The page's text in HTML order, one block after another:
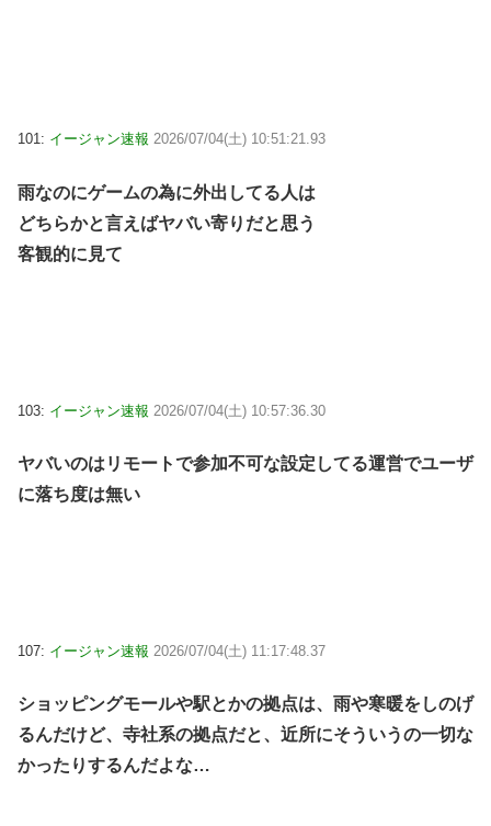
101: イージャン速報 2026/07/04(土) 10:51:21.93
雨なのにゲームの為に外出してる人は
どちらかと言えばヤバい寄りだと思う
客観的に見て
103: イージャン速報 2026/07/04(土) 10:57:36.30
ヤバいのはリモートで参加不可な設定してる運営でユーザ
に落ち度は無い
107: イージャン速報 2026/07/04(土) 11:17:48.37
ショッピングモールや駅とかの拠点は、雨や寒暖をしのげ
るんだけど、寺社系の拠点だと、近所にそういうの一切な
かったりするんだよな…